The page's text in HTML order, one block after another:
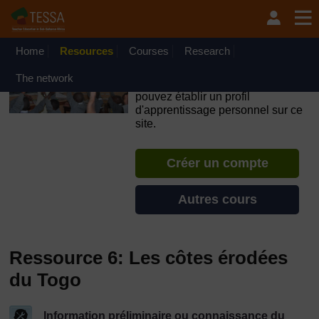
Passer au contenu principal
OpenLearn Create will be unavailable on Wednesday 12
August 2026 from 8am to 10.30am (GMT) due to routine
Home Resources Courses Research
The network
pouvez établir un profil
d'apprentissage personnel sur ce
site.
Créer un compte
Autres cours
Ressource 6: Les côtes érodées
du Togo
Information préliminaire ou connaissance du